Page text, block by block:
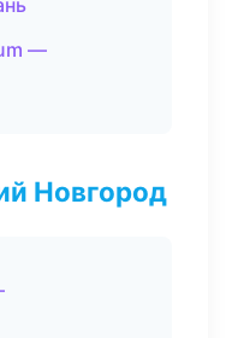
—
Новгород